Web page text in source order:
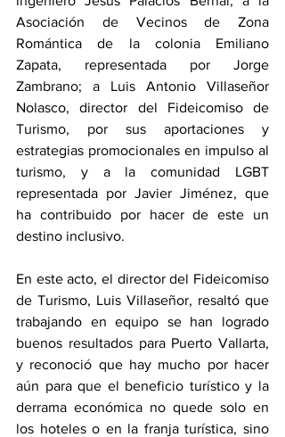
Asociación de Vecinos de Zona
Romántica de la colonia Emiliano
Zapata, representada por Jorge
Zambrano; a Luis Antonio Villaseñor
Nolasco, director del Fideicomiso de
Turismo, por sus aportaciones y
estrategias promocionales en impulso al
turismo, y a la comunidad LGBT
representada por Javier Jiménez, que
ha contribuido por hacer de este un
destino inclusivo.
En este acto, el director del Fideicomiso
de Turismo, Luis Villaseñor, resaltó que
trabajando en equipo se han logrado
buenos resultados para Puerto Vallarta,
y reconoció que hay mucho por hacer
aún para que el beneficio turístico y la
derrama económica no quede solo en
los hoteles o en la franja turística, sino